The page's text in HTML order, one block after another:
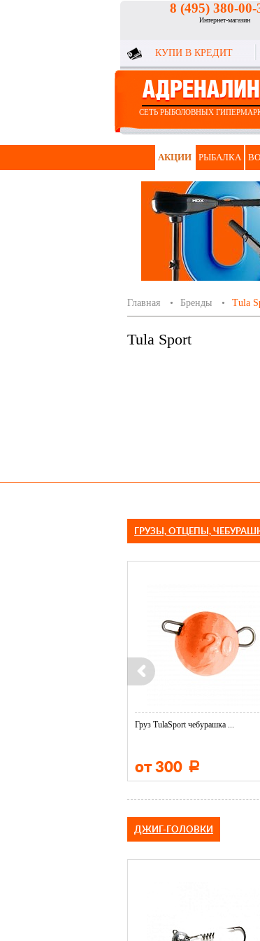
8 (495) 380-00-
Интернет-магазин
КУПИ В КРЕДИТ
СЕТЬ РЫБОЛОВНЫХ
АКЦИИ РЫБАЛКА
Главная Бренды Tula
Tula Sport
ГРУЗЫ, ОТЦЕПЫ,
Груз TulaSport чебурашка ...
от 300 Р
ДЖИГ-ГОЛОВКИ